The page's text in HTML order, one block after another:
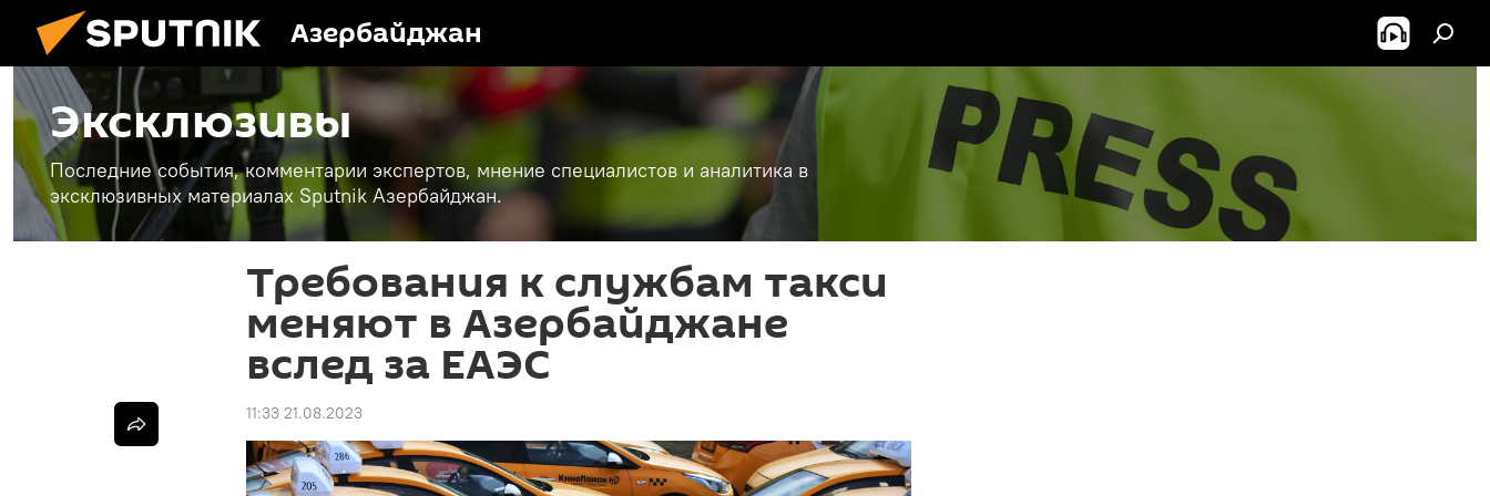
Азербайджан
Эксклюзивы
Последние события, комментарии экспертов, мнение специалистов и аналитика в
эксклюзивных материалах Sputnik Азербайджан.
Требования к службам такси
меняют в Азербайджане
вслед за ЕАЭС
11:33 21.08.2023